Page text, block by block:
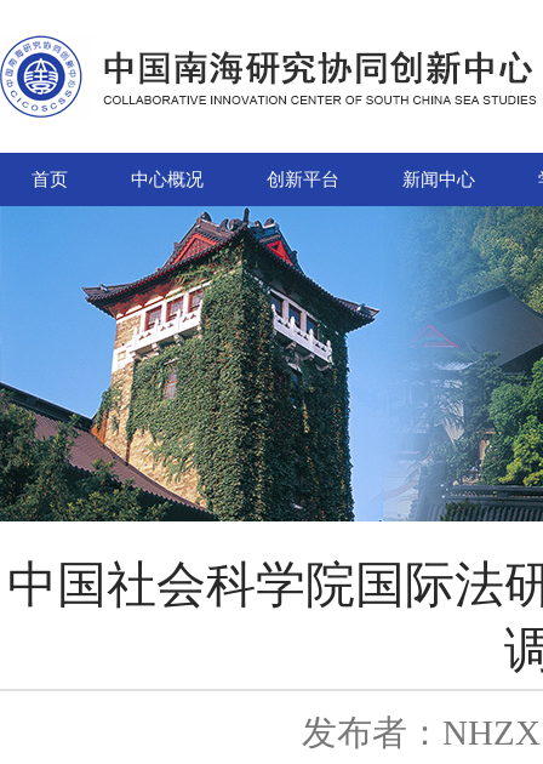
首页 中心概况 创新平台 新闻中心
中国社会科学院国际法
发布者：NHZX